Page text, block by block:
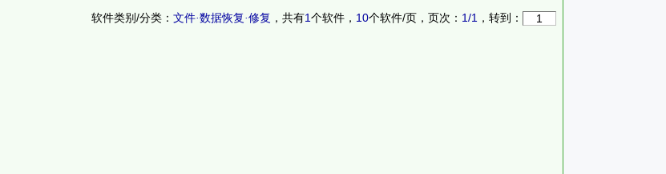
软件类别/分类： 文件·数据恢复·修复 ，共有1个软件， 10个软件/页，页次： 1/1 ，转到：